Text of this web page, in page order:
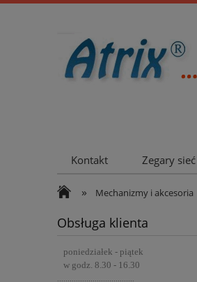
Kontakt Zegary
Współpraca
» Mechanizmy i akcesoria
Obsługa klienta
poniedziałek - piątek
w godz. 8.30 - 16.30